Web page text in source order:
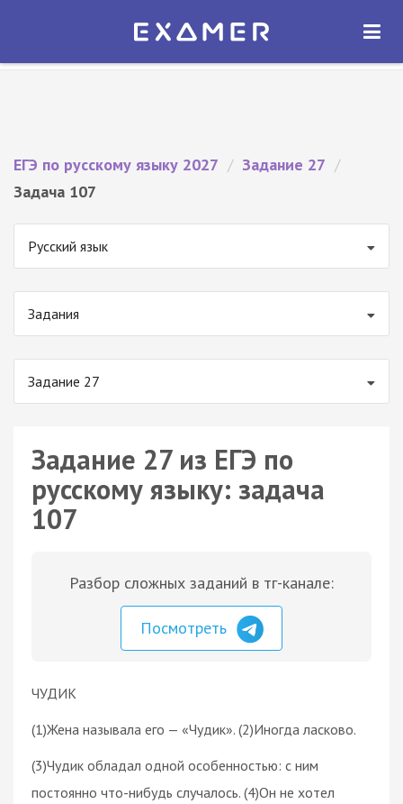
Экзамер — ЕГЭ 2027
ОТКРЫТЬ
ЕГЭ по русскому языку 2027 / Задание 27 /
Задача 107
Русский язык
Задания
Задание 27
Задание 27 из ЕГЭ по
русскому языку: задача
107
Разбор сложных заданий в тг-канале:
Посмотреть
ЧУДИК
(1)Жена называла его — «Чудик». (2)Иногда ласково.
(3)Чудик обладал одной особенностью: с ним
постоянно что-нибудь случалось. (4)Он не хотел